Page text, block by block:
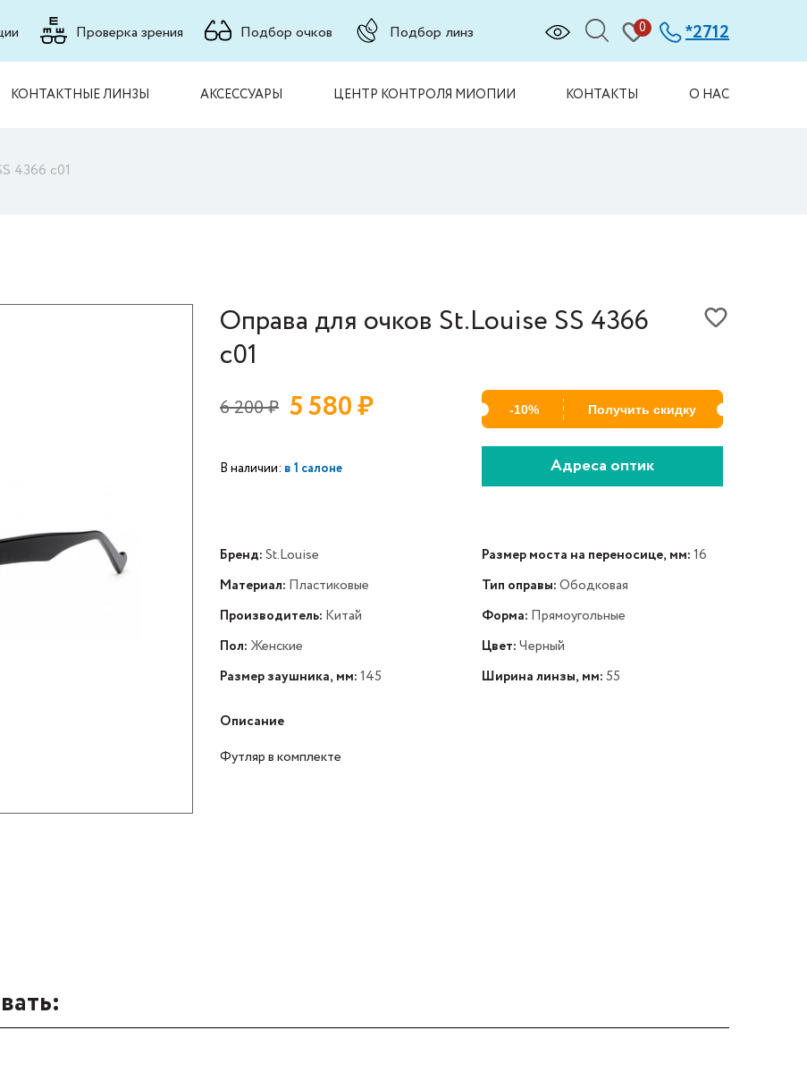
Проверка зрения Подбор очков Подбор линз 0 *2712
КОНТАКТНЫЕ ЛИНЗЫ АКСЕССУАРЫ ЦЕНТР КОНТРОЛЯ МИОПИИ КОНТАКТЫ О НАС
4366 с01
Оправа для очков St.Louise SS 4366
с01
6 200₽ 5 580₽ -10% Получить скидку
В наличии: в 1 салоне Адреса оптик
Бренд:St.Louise
Материал: Пластиковые
Производитель: Китай
Пол: Женские
Размер заушника, мм:145
Размер моста на переносице, мм:16
Тип оправы:Ободковая
Форма: Прямоугольные
Цвет:Черный
Ширина линзы, мм:55
Описание
Футляр в комплекте